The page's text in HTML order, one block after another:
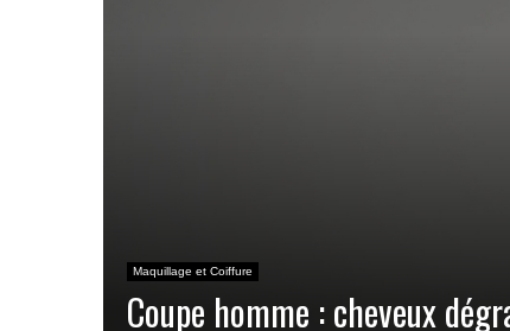
Maquillage et Coiffure
Coupe homme : cheveux